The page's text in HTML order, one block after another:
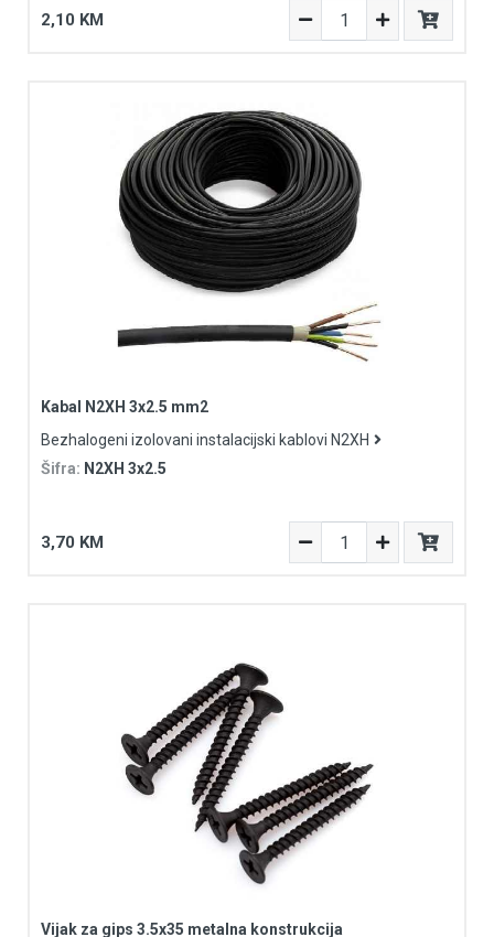
2,10 KM
Kabal N2XH 3x2.5 mm2
Bezhalogeni izolovani instalacijski kablovi N2XH
Šifra: N2XH 3x2.5
3,70 KM
Vijak za gips 3.5x35 metalna konstrukcija